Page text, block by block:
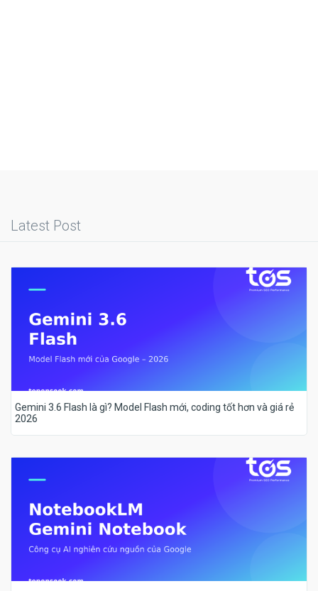
Latest Post
Gemini 3.6 Flash là gì? Model Flash mới, coding tốt hơn và giá rẻ
2026